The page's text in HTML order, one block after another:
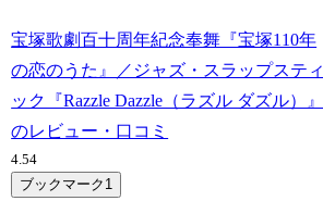
宝塚歌劇百十周年紀念奉舞『宝塚110年
の恋のうた』／ジャズ・スラップスティ
ック『Razzle Dazzle（ラズル ダズル）』
のレビュー・口コミ
4.54
ブックマーク 1